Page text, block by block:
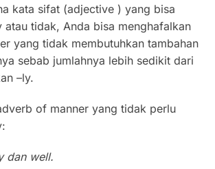
kata sifat (adjective ) yang bisa
atau tidak, Anda bisa menghafalkan
yang tidak membutuhkan tambahan
sebab jumlahnya lebih sedikit dari
–ly.
of manner yang tidak perlu
dan well.